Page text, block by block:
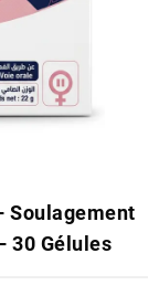
Soulagement
30 Gélules